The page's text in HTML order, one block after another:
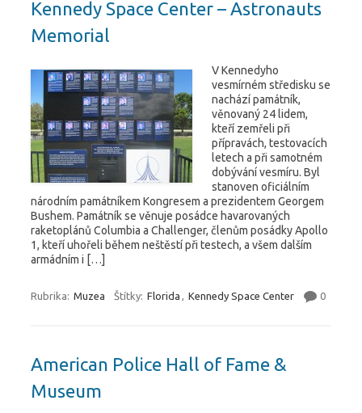
Kennedy Space Center – Astronauts
Memorial
V Kennedyho
vesmírném středisku se
nachází památník,
věnovaný 24 lidem,
kteří zemřeli při
přípravách, testovacích
letech a při samotném
dobývání vesmíru. Byl
stanoven oficiálním
národním památníkem Kongresem a prezidentem Georgem
Bushem. Památník se věnuje posádce havarovaných
raketoplánů Columbia a Challenger, členům posádky Apollo
1, kteří uhořeli během neštěstí při testech, a všem dalším
armádním i […]
Rubrika: Muzea Štítky: Florida , Kennedy Space Center 0
American Police Hall of Fame &
Museum